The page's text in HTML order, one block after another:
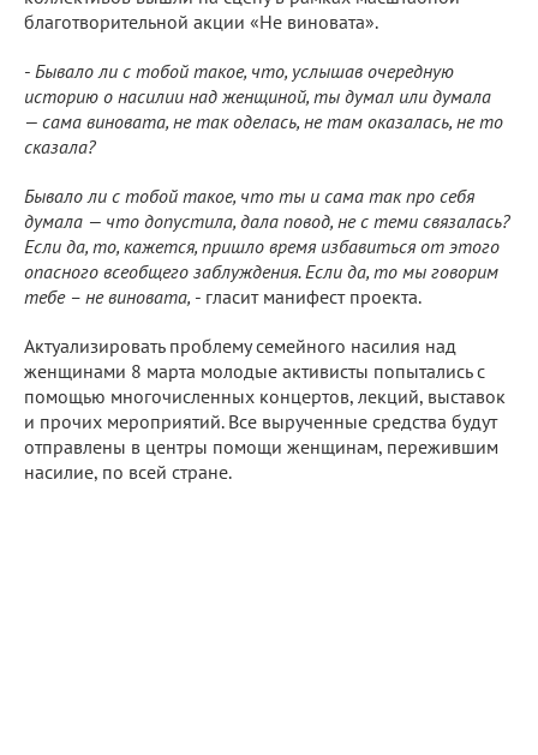
благотворительной акции «Не виновата».
- Бывало ли с тобой такое, что, услышав очередную
историю о насилии над женщиной, ты думал или думала
— сама виновата, не так оделась, не там оказалась, не то
сказала?
Бывало ли с тобой такое, что ты и сама так про себя
думала — что допустила, дала повод, не с теми связалась?
Если да, то, кажется, пришло время избавиться от этого
опасного всеобщего заблуждения. Если да, то мы говорим
тебе – не виновата, - гласит манифест проекта.
Актуализировать проблему семейного насилия над
женщинами 8 марта молодые активисты попытались с
помощью многочисленных концертов, лекций, выставок
и прочих мероприятий. Все вырученные средства будут
отправлены в центры помощи женщинам, пережившим
насилие, по всей стране.